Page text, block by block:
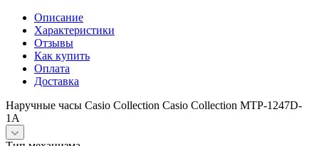
Описание
Характеристики
Отзывы
Как купить
Оплата
Доставка
Наручные часы Casio Collection Casio Collection MTP-1247D-
1A